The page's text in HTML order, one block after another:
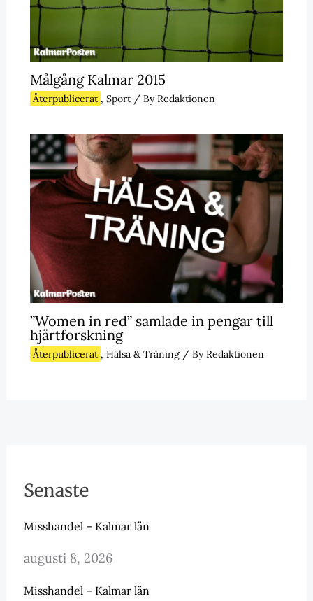
Målgång Kalmar 2015
Återpublicerat , Sport/ ByRedaktionen
”Women in red” samlade in pengar till
hjärtforskning
Återpublicerat , Hälsa & Träning/ ByRedaktionen
Senaste
Misshandel – Kalmar län
augusti 8, 2026
Misshandel – Kalmar län